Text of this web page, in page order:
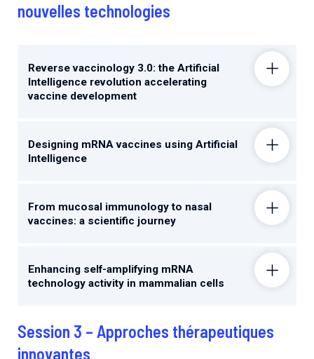
nouvelles technologies
Reverse vaccinology 3.0: the Artificial
Intelligence revolution accelerating
vaccine development
Designing mRNA vaccines using Artificial
Intelligence
From mucosal immunology to nasal
vaccines: a scientific journey
Enhancing self-amplifying mRNA
technology activity in mammalian cells
Session 3 – Approches thérapeutiques
innovantes